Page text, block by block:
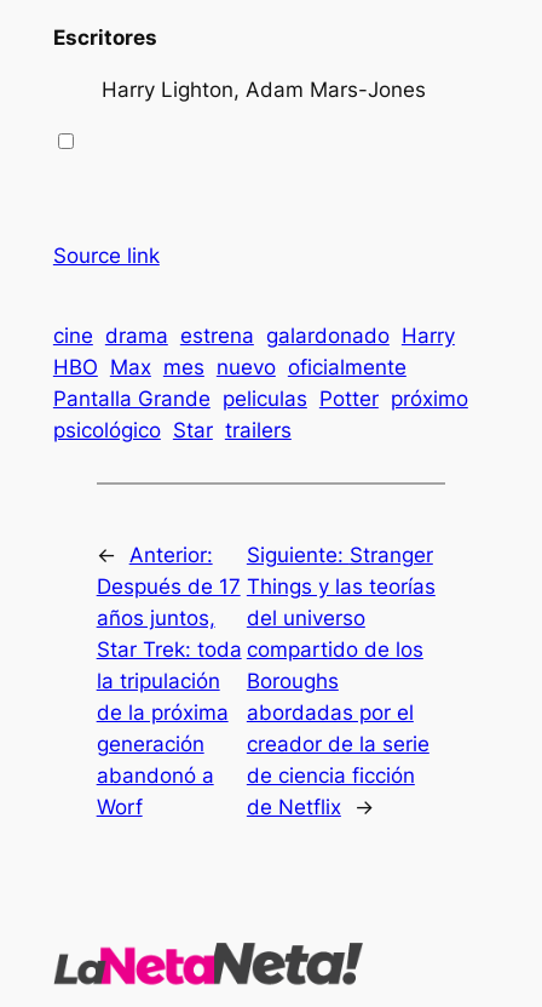
Escritores
Harry Lighton, Adam Mars-Jones
Source link
cine drama estrena galardonado Harry
HBO Max mes nuevo oficialmente
Pantalla Grande peliculas Potter próximo
psicológico Star trailers
← Anterior:
Después de 17
años juntos,
Star Trek: toda
la tripulación
de la próxima
generación
abandonó a
Worf
Siguiente: Stranger
Things y las teorías
del universo
compartido de los
Boroughs
abordadas por el
creador de la serie
de ciencia ficción
de Netflix
→